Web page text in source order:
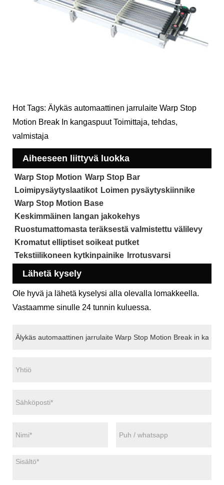
Hot Tags: Älykäs automaattinen jarrulaite Warp Stop
Motion Break In kangaspuut Toimittaja, tehdas,
valmistaja
Aiheeseen liittyvä luokka
Warp Stop Motion Warp Stop Bar
Loimipysäytyslaatikot Loimen pysäytyskiinnike
Warp Stop Motion Base
Keskimmäinen langan jakokehys
Ruostumattomasta teräksestä valmistettu välilevy
Kromatut elliptiset soikeat putket
Tekstiilikoneen kytkinpainike
Irrotusvarsi
Lähetä kysely
Ole hyvä ja lähetä kyselysi alla olevalla lomakkeella.
Vastaamme sinulle 24 tunnin kuluessa.